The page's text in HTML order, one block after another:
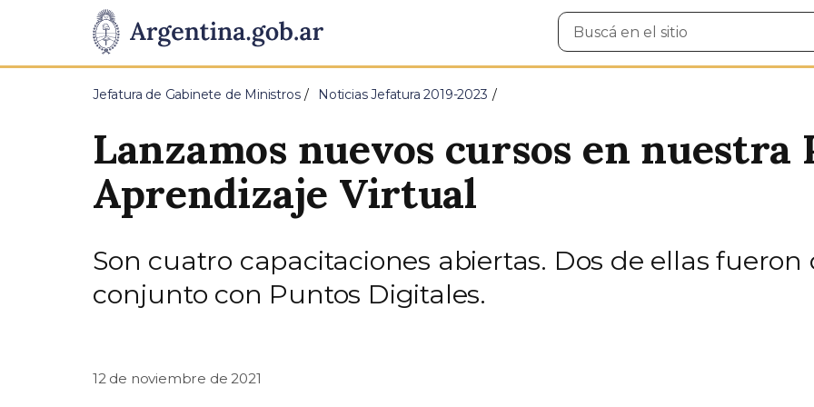
Presidencia
de
Pasar al contenido principal
Buscar
en
Jefatura de Gabinete de Ministros Noticias Jefatura 2019-2023
Lanzamos nuevos cursos en nuestra
Aprendizaje Virtual
Son cuatro capacitaciones abiertas. Dos de ellas fueron
conjunto con Puntos Digitales.
12 de noviembre de 2021